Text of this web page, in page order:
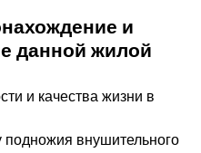
и
данной жилой
и качества жизни в
внушительного